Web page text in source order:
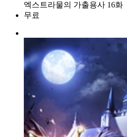
엑스트라물의 가출용사 16화
무료